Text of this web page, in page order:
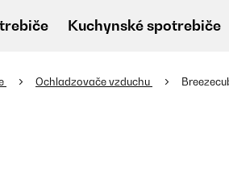
Kuchynské spotrebiče
Ochladzovače vzduchu